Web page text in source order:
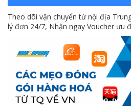
Theo dõi vận chuyển từ nội địa
lý đơn 24/7, Nhận ngay Voucher ưu